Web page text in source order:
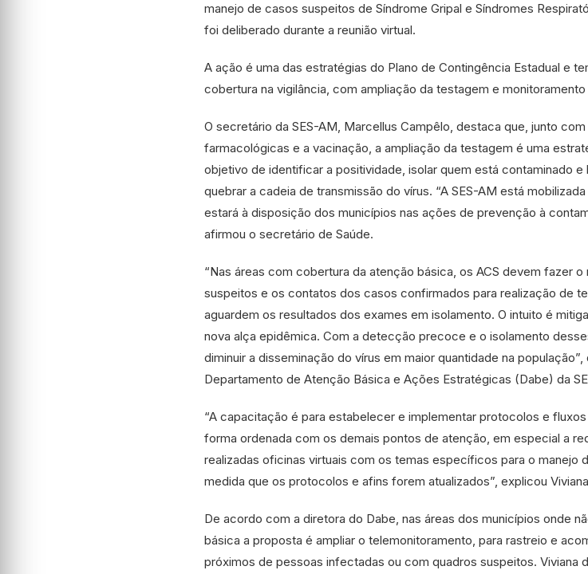
manejo de casos suspeitos de Síndrome Gripal e Síndromes
foi deliberado durante a reunião virtual.
A ação é uma das estratégias do Plano de Contingência Estadual e
cobertura na vigilância, com ampliação da testagem e
O secretário da SES-AM, Marcellus Campêlo, destaca que, junto
farmacológicas e a vacinação, a ampliação da testagem é uma
objetivo de identificar a positividade, isolar quem está contaminado
quebrar a cadeia de transmissão do vírus. “A SES-AM está
estará à disposição dos municípios nas ações de prevenção à
afirmou o secretário de Saúde.
“Nas áreas com cobertura da atenção básica, os ACS devem fazer
suspeitos e os contatos dos casos confirmados para realização de
aguardem os resultados dos exames em isolamento. O intuito é
nova alça epidêmica. Com a detecção precoce e o isolamento
diminuir a disseminação do vírus em maior quantidade na
Departamento de Atenção Básica e Ações Estratégicas (Dabe) da
“A capacitação é para estabelecer e implementar protocolos e
forma ordenada com os demais pontos de atenção, em especial a
realizadas oficinas virtuais com os temas específicos para o manejo
medida que os protocolos e afins forem atualizados”, explicou
De acordo com a diretora do Dabe, nas áreas dos municípios onde
básica a proposta é ampliar o telemonitoramento, para rastreio e
próximos de pessoas infectadas ou com quadros suspeitos. Viviana